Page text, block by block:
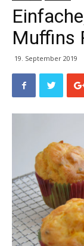
Muffins
19. September 2019